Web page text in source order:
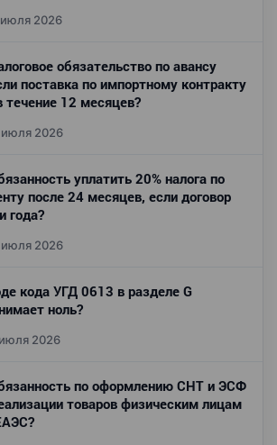
2026
обязательство по авансу
поставка по импортному контракту
течение 12 месяцев?
июля 2026
уплатить 20% налога по
после 24 месяцев, если договор
года?
июля 2026
кода УГД 0613 в разделе G
ноль?
2026
по оформлению СНТ и ЭСФ
товаров физическим лицам